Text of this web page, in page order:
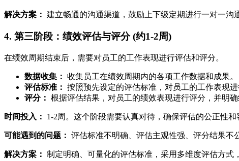
解决方案： 建立畅通的沟通渠道，鼓励上下级定期进行一对一沟
4. 第三阶段：绩效评估与评分 (约1-2周)
在绩效周期结束后，需要对员工的工作表现进行评估和评分。
数据收集： 收集员工在绩效周期内的各项工作数据和成果。
评估标准： 按照预先设定的评估标准，对员工的工作表现进
评分： 根据评估结果，对员工的绩效表现进行评分，并明确
时间投入： 1-2周。这个阶段需要认真对待，确保评估的公正性和
可能遇到的问题： 评估标准不明确、评估主观性强、评分结果不
解决方案： 制定明确、可量化的评估标准，采用多维度评估方式